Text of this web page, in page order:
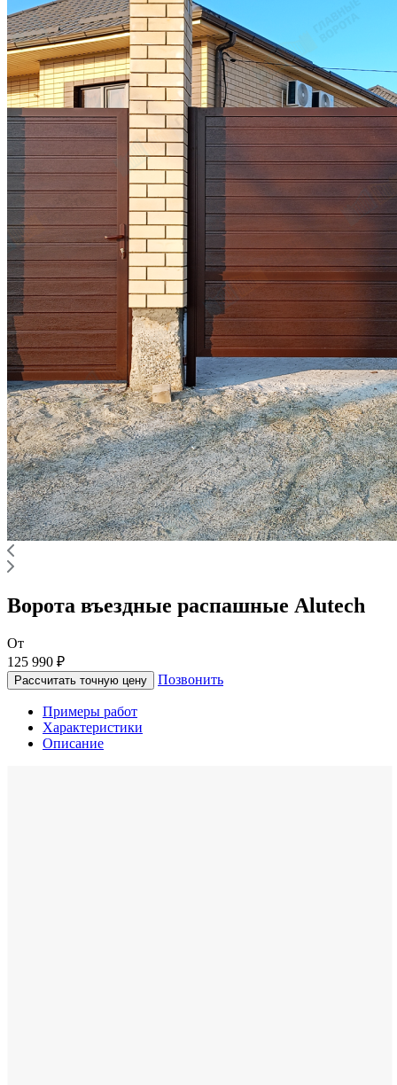
Ворота въездные распашные Alutech
От
125 990 ₽
Рассчитать точную цену Позвонить
Примеры работ
Характеристики
Описание